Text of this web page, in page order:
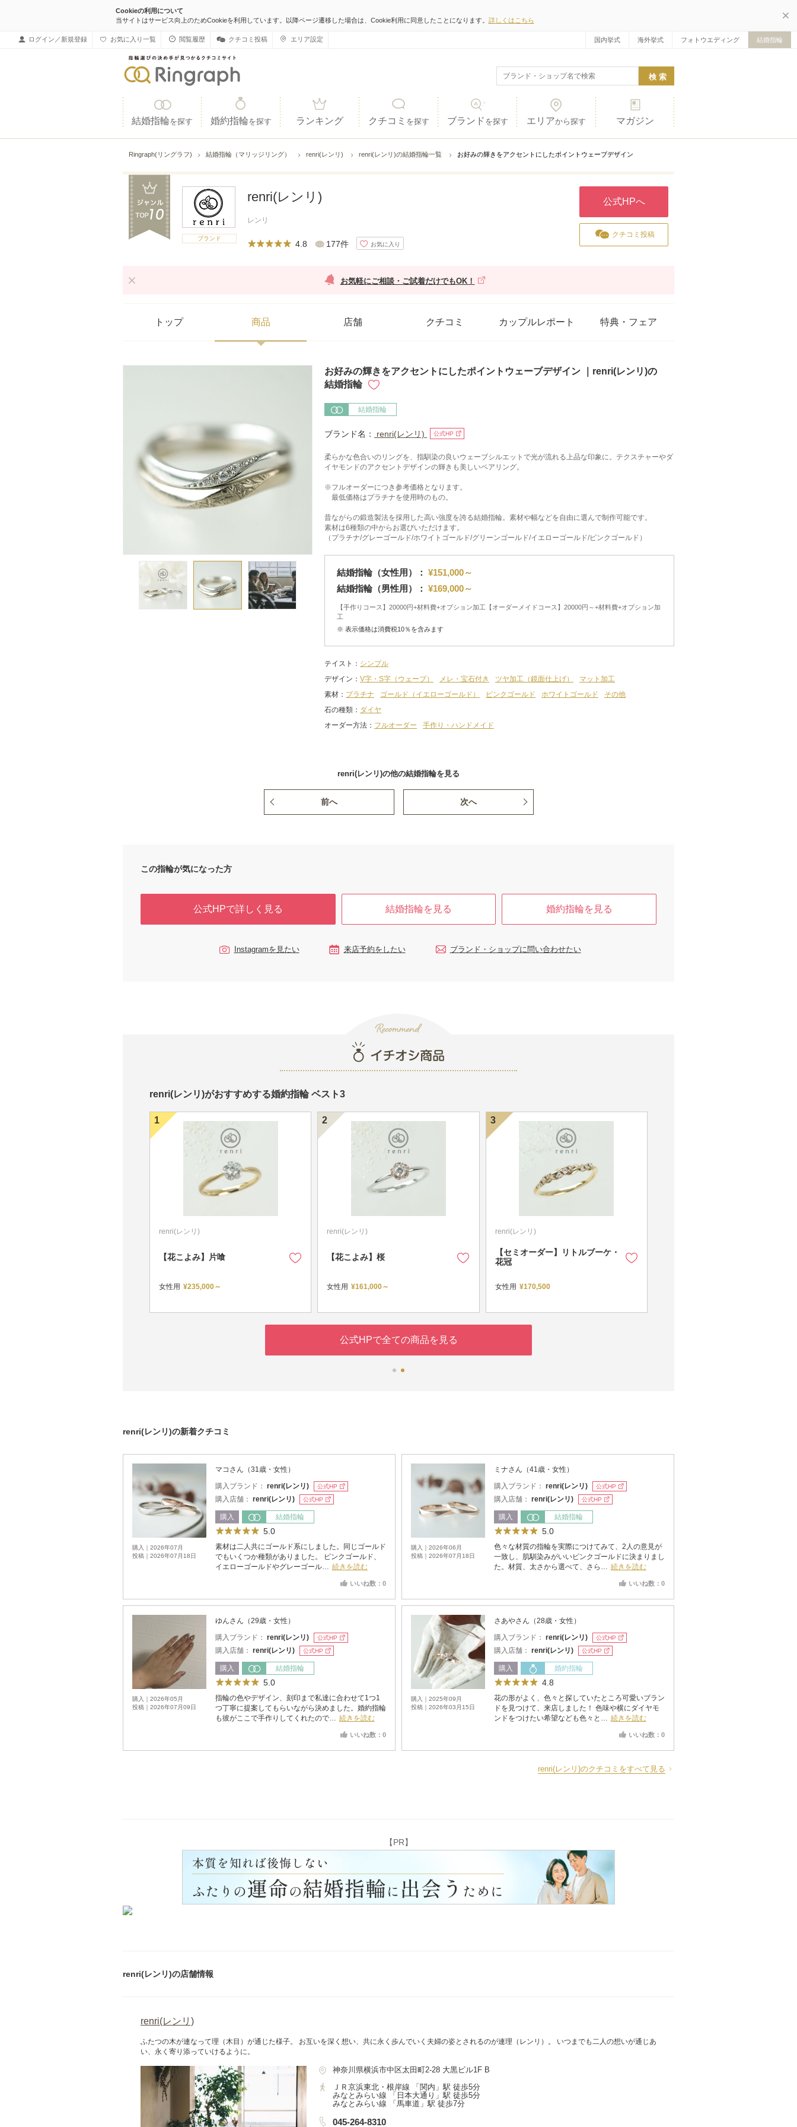
Cookieの利用について
当サイトはサービス向上のためCookieを利用しています。以降ページ遷移した場合は、Cookie利用に同意したことになります。 詳しくはこちら
ログイン／新規登録 お気に入り一覧 閲覧履歴 クチコミ投稿 エリア設定 国内挙式 海外挙式 フォトウエディング 結婚指輪
結婚指輪を探す 婚約指輪を探す ランキング クチコミ を探す ブランド を探す エリアから探す マガジン
Ringraph(リングラフ) 結婚指輪（マリッジリング） renri(レンリ) renri(レンリ)の結婚指輪一覧 お好みの輝きをアクセントにしたポイントウェーブデザイン
ブランド
renri(レンリ)
レンリ
4.8 177件 お気に入り
公式HPへ
クチコミ投稿
お気軽にご相談・ご試着だけでもOK！
トップ 商品 店舗 クチコミ カップルレポート 特典・フェア
お好みの輝きをアクセントにしたポイントウェーブデザイン ｜renri(レンリ)の
結婚指輪
結婚指輪
ブランド名： renri(レンリ) 公式HP
柔らかな色合いのリングを、指馴染の良いウェーブシルエットで光が流れる上品な印象に。テクスチャーやダ
イヤモンドのアクセントデザインの輝きも美しいペアリング。
※フルオーダーにつき参考価格となります。
最低価格はプラチナを使用時のもの。
昔ながらの鍛造製法を採用した高い強度を誇る結婚指輪。素材や幅などを自由に選んで制作可能です。
素材は6種類の中からお選びいただけます。
（プラチナ/グレーゴールド/ホワイトゴールド/グリーンゴールド/イエローゴールド/ピンクゴールド）
結婚指輪（女性用）： ¥151,000～
結婚指輪（男性用）： ¥169,000～
【手作りコース】20000円+材料費+オプション加工【オーダーメイドコース】20000円～+材料費+オプション加
工
※ 表示価格は消費税10％を含みます
テイスト
シンプル
デザイン
V字・S字（ウェーブ） メレ・宝石付き ツヤ加工（鏡面仕上げ）
マット加工
素材
プラチナ ゴールド（イエローゴールド） ピンクゴールド ホワイトゴールド
その他
石の種類
ダイヤ
オーダー方法
フルオーダー 手作り・ハンドメイド
renri(レンリ)の他の結婚指輪を見る
前へ 次へ
この指輪が気になった方
公式HPで詳しく見る 結婚指輪を見る 婚約指輪を見る
Instagramを見たい 来店予約をしたい ブランド・ショップに問い合わせたい
renri(レンリ)がおすすめする婚約指輪 ベスト3
renri(レンリ)
【花こよみ】片喰
女性用 ¥235,000～
renri(レンリ)
【花こよみ】桜
女性用 ¥161,000～
renri(レンリ)
【セミオーダー】リトルブーケ・
花冠
女性用 ¥170,500
公式HPで全ての商品を見る
renri(レンリ)の新着クチコミ
購入｜2026年07月
投稿｜2026年07月18日
マコさん（31歳・女性）
購入ブランド： renri(レンリ) 公式HP
購入店舗： renri(レンリ) 公式HP
購入 結婚指輪
5.0
素材は二人共にゴールド系にしました。同じゴールド
でもいくつか種類がありました。 ピンクゴールド、
イエローゴールドやグレーゴール… 続きを読む
いいね数：0
購入｜2026年06月
投稿｜2026年07月18日
ミナさん（41歳・女性）
購入ブランド： renri(レンリ) 公式HP
購入店舗： renri(レンリ) 公式HP
購入 結婚指輪
5.0
色々な材質の指輪を実際につけてみて、2人の意見が
一致し、肌馴染みがいいピンクゴールドに決まりまし
た。材質、太さから選べて、さら… 続きを読む
いいね数：0
購入｜2026年05月
投稿｜2026年07月09日
ゆんさん（29歳・女性）
購入ブランド： renri(レンリ) 公式HP
購入店舗： renri(レンリ) 公式HP
購入 結婚指輪
5.0
指輪の色やデザイン、刻印まで私達に合わせて1つ1
つ丁寧に提案してもらいながら決めました。婚約指輪
も彼がここで手作りしてくれたので… 続きを読む
いいね数：0
購入｜2025年09月
投稿｜2026年03月15日
さあやさん（28歳・女性）
購入ブランド： renri(レンリ) 公式HP
購入店舗： renri(レンリ) 公式HP
購入 婚約指輪
4.8
花の形がよく、色々と探していたところ可愛いブラン
ドを見つけて、来店しました！ 色味や横にダイヤモ
ンドをつけたい希望なども色々と… 続きを読む
いいね数：0
renri(レンリ)のクチコミをすべて見る
【PR】
renri(レンリ)の店舗情報
renri(レンリ)
ふたつの木が連なって理（木目）が通じた様子。 お互いを深く想い、共に永く歩んでいく夫婦の姿とされるのが連理（レンリ）。 いつまでも二人の想いが通じあ
い、永く寄り添っていけるように。
神奈川県横浜市中区太田町2-28 大黒ビル1F B
ＪＲ京浜東北・根岸線 「関内」駅 徒歩5分
みなとみらい線 「日本大通り」駅 徒歩5分
みなとみらい線 「馬車道」駅 徒歩7分
045-264-8310